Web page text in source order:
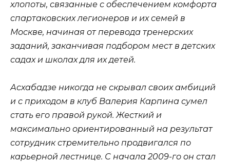
хлопоты, связанные с обеспечением комфорта
спартаковских легионеров и их семей в
Москве, начиная от перевода тренерских
заданий, заканчивая подбором мест в детских
садах и школах для их детей.
Асхабадзе никогда не скрывал своих амбиций
и с приходом в клуб Валерия Карпина сумел
стать его правой рукой. Жесткий и
максимально ориентированный на результат
сотрудник стремительно продвигался по
карьерной лестнице. С начала 2009-го он стал